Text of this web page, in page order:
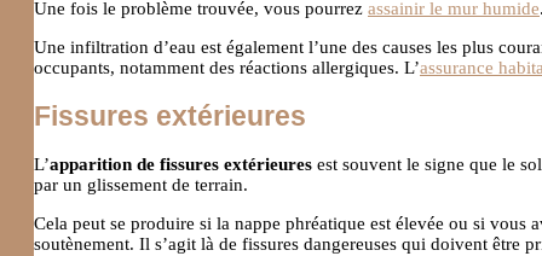
Une fois le problème trouvée, vous pourrez assainir le mur humide
Une infiltration d’eau est également l’une des causes les plus
occupants, notamment des réactions allergiques. L’assurance
Fissures extérieures
L’apparition de fissures extérieures est souvent le signe que le
par un glissement de terrain.
Cela peut se produire si la nappe phréatique est élevée ou si
soutènement. Il s’agit là de fissures dangereuses qui doivent être